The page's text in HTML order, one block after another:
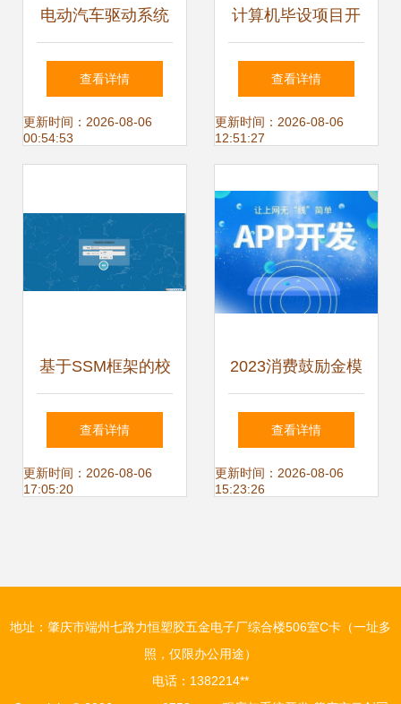
电动汽车驱动系统
开发与测试 程序与
系统开发的融合之
查看详情
更新时间：2026-08-06
00:54:53
计算机毕设项目开
发全攻略 从入门到
精通的程序与系统
查看详情
更新时间：2026-08-06
12:51:27
基于SSM框架的校
园编程俱乐部管理
系统的设计与实现
查看详情
更新时间：2026-08-06
17:05:20
2023消费鼓励金模
式小程序系统开发
创新消费激励与数
查看详情
更新时间：2026-08-06
15:23:26
地址：肇庆市端州七路力恒塑胶五金电子厂综合楼506室C卡（一址多
照，仅限办公用途）
电话：1382214**